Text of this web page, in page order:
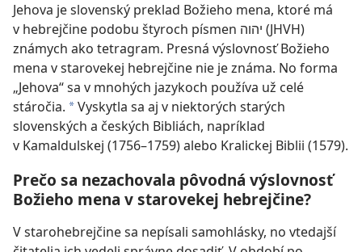
Jehova je slovenský preklad Božieho mena, ktoré má
v hebrejčine podobu štyroch písmen יהוה (JHVH)
známych ako tetragram. Presná výslovnosť Božieho
mena v starovekej hebrejčine nie je známa. No forma
„Jehova“ sa v mnohých jazykoch používa už celé
stáročia. aVyskytla sa aj v niektorých starých
slovenských a českých Bibliách, napríklad
v Kamaldulskej (1756–1759) alebo Kralickej Biblii (1579).
Prečo sa nezachovala pôvodná výslovnosť
Božieho mena v starovekej hebrejčine?
V starohebrejčine sa nepísali samohlásky, no vtedajší